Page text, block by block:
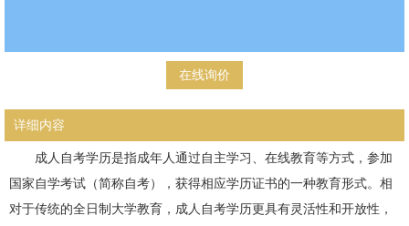
在线询价
详细内容
成人自考学历是指成年人通过自主学习、在线教育等方式，参加
国家自学考试（简称自考），获得相应学历证书的一种教育形式。相
对于传统的全日制大学教育，成人自考学历更具有灵活性和开放性，